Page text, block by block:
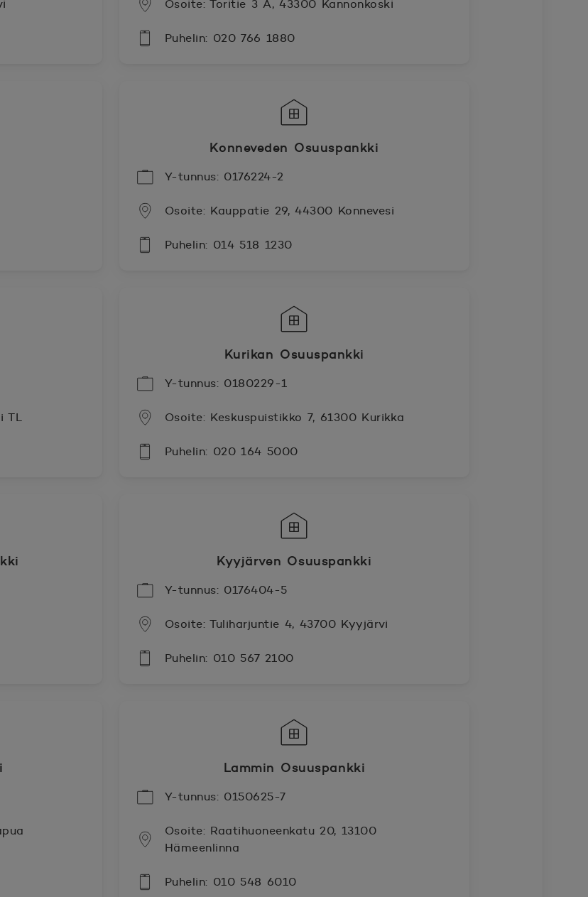
Osoite: Toritie 3 A, 43300 Kannonkoski
Puhelin: 020 766 1880
Konneveden Osuuspankki
Y-tunnus: 0176224-2
Osoite: Kauppatie 29, 44300 Konnevesi
Puhelin: 014 518 1230
TL
Kurikan Osuuspankki
Y-tunnus: 0180229-1
Osoite: Keskuspuistikko 7, 61300 Kurikka
Puhelin: 020 164 5000
Kyyjärven Osuuspankki
Y-tunnus: 0176404-5
Osoite: Tuliharjuntie 4, 43700 Kyyjärvi
Puhelin: 010 567 2100
Lammin Osuuspankki
Y-tunnus: 0150625-7
Osoite: Raatihuoneenkatu 20, 13100
Hämeenlinna
Puhelin: 010 548 6010